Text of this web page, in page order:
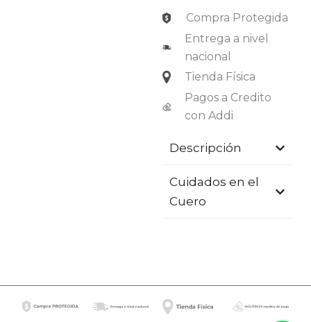
Compra Protegida
Entrega a nivel
nacional
Tienda Física
Pagos a Credito
con Addi
Descripción
Cuidados en el
Cuero